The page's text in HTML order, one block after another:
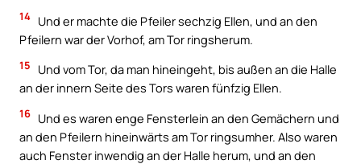
14 Und er machte die Pfeiler sechzig Ellen, und an den
Pfeilern war der Vorhof, am Tor ringsherum.
15
Und vom Tor, da man hineingeht, bis außen an die Halle
an der innern Seite des Tors waren fünfzig Ellen.
16 Und es waren enge Fensterlein an den Gemächern und
an den Pfeilern hineinwärts am Tor ringsumher. Also waren
auch Fenster inwendig an der Halle herum, und an den